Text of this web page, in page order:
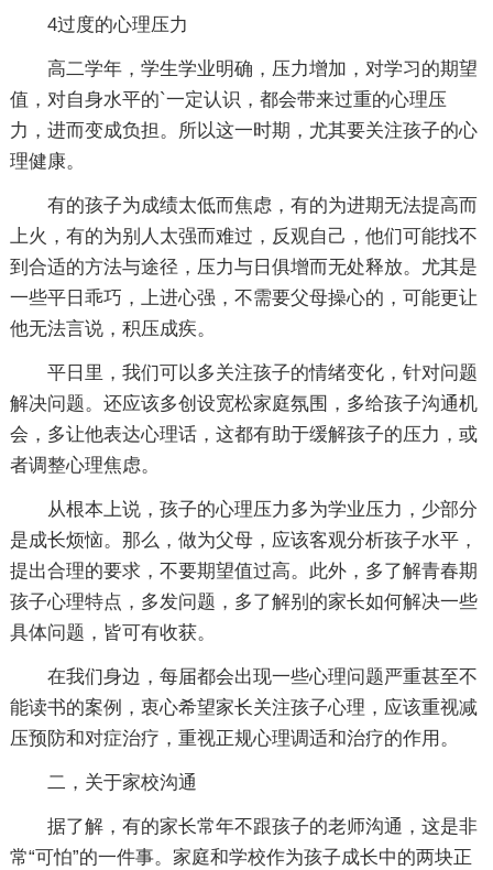
4过度的心理压力
高二学年，学生学业明确，压力增加，对学习的期望
值，对自身水平的`一定认识，都会带来过重的心理压
力，进而变成负担。所以这一时期，尤其要关注孩子的心
理健康。
有的孩子为成绩太低而焦虑，有的为进期无法提高而
上火，有的为别人太强而难过，反观自己，他们可能找不
到合适的方法与途径，压力与日俱增而无处释放。尤其是
一些平日乖巧，上进心强，不需要父母操心的，可能更让
他无法言说，积压成疾。
平日里，我们可以多关注孩子的情绪变化，针对问题
解决问题。还应该多创设宽松家庭氛围，多给孩子沟通机
会，多让他表达心理话，这都有助于缓解孩子的压力，或
者调整心理焦虑。
从根本上说，孩子的心理压力多为学业压力，少部分
是成长烦恼。那么，做为父母，应该客观分析孩子水平，
提出合理的要求，不要期望值过高。此外，多了解青春期
孩子心理特点，多发问题，多了解别的家长如何解决一些
具体问题，皆可有收获。
在我们身边，每届都会出现一些心理问题严重甚至不
能读书的案例，衷心希望家长关注孩子心理，应该重视减
压预防和对症治疗，重视正规心理调适和治疗的作用。
二，关于家校沟通
据了解，有的家长常年不跟孩子的老师沟通，这是非
常“可怕”的一件事。家庭和学校作为孩子成长中的两块正